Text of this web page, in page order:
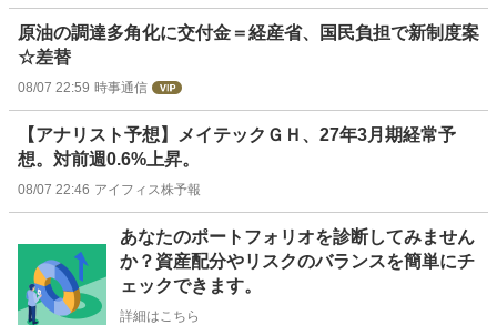
原油の調達多角化に交付金＝経産省、国民負担で新制度案
☆差替
08/07 22:59 時事通信
【アナリスト予想】メイテックＧＨ、27年3月期経常予
想。対前週0.6%上昇。
08/07 22:46 アイフィス株予報
あなたのポートフォリオを診断してみません
か？資産配分やリスクのバランスを簡単にチ
ェックできます。
詳細はこちら